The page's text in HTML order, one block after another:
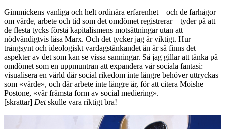
Gimmickens vanliga och helt ordinära erfarenhet – och de farhågor
om värde, arbete och tid som det omdömet registrerar – tyder på att
de flesta tycks förstå kapitalismens motsättningar utan att
nödvändigtvis läsa Marx. Och det tycker jag är viktigt. Hur
trångsynt och ideologiskt vardagstänkandet än är så finns det
aspekter av det som kan se vissa sanningar. Så jag gillar att tänka på
omdömet som en uppmuntran att expandera vår sociala fantasi:
visualisera en värld där social rikedom inte längre behöver uttryckas
som «värde», och där arbete inte längre är, för att citera Moishe
Postone, «vår främsta form av social mediering».
[skrattar] Detskulle vara riktigt bra!